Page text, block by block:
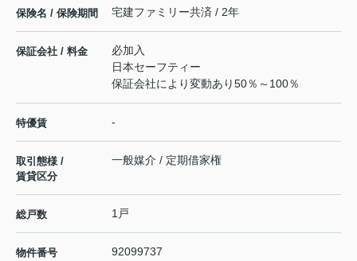
保険名 / 保険期間 宅建ファミリー共済 / 2年
保証会社 / 料金
必加入
日本セーフティー
保証会社により変動あり50％～100％
特優賃 -
取引態様 /
賃貸区分
一般媒介 / 定期借家権
総戸数 1戸
物件番号 92099737